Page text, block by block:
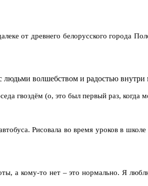
от древнего белорусского города
людьми волшебством и радостью внутри
гвоздём (о, это был первый раз, когда
Рисовала во время уроков в
а кому-то нет – это нормально. Я